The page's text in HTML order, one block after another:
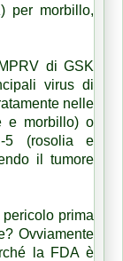
per morbillo,
di GSK
virus di
nelle
e morbillo) o
5 (rosolia e
il tumore
prima
Ovviamente
la FDA è